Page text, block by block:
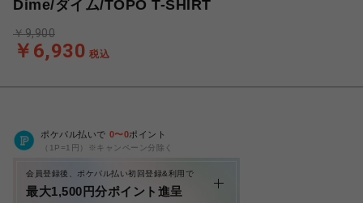
Dime/ダイム/TOPO T-SHIRT
￥6,930 税込
￥9,900
ポケパル払いで 0〜0ポイント
（1P=1円）※キャンペーン分除く
会員登録後、ポケパル払い初回登録&利用で
最大1,500円分ポイント進呈